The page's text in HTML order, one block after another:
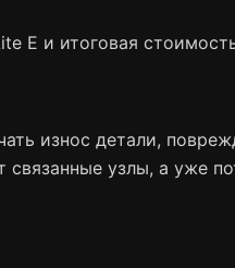
E и итоговая
износ детали,
узлы, а уже